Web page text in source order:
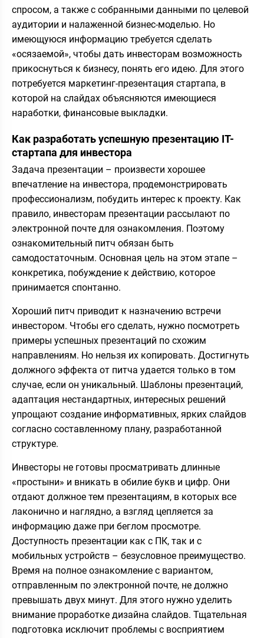
спросом, а также с собранными данными по целевой
аудитории и налаженной бизнес-моделью. Но
имеющуюся информацию требуется сделать
«осязаемой», чтобы дать инвесторам возможность
прикоснуться к бизнесу, понять его идею. Для этого
потребуется маркетинг-презентация стартапа, в
которой на слайдах объясняются имеющиеся
наработки, финансовые выкладки.
Как разработать успешную презентацию IT-
стартапа для инвестора
Задача презентации – произвести хорошее
впечатление на инвестора, продемонстрировать
профессионализм, побудить интерес к проекту. Как
правило, инвесторам презентации рассылают по
электронной почте для ознакомления. Поэтому
ознакомительный питч обязан быть
самодостаточным. Основная цель на этом этапе –
конкретика, побуждение к действию, которое
принимается спонтанно.
Хороший питч приводит к назначению встречи
инвестором. Чтобы его сделать, нужно посмотреть
примеры успешных презентаций по схожим
направлениям. Но нельзя их копировать. Достигнуть
должного эффекта от питча удается только в том
случае, если он уникальный. Шаблоны презентаций,
адаптация нестандартных, интересных решений
упрощают создание информативных, ярких слайдов
согласно составленному плану, разработанной
структуре.
Инвесторы не готовы просматривать длинные
«простыни» и вникать в обилие букв и цифр. Они
отдают должное тем презентациям, в которых все
лаконично и наглядно, а взгляд цепляется за
информацию даже при беглом просмотре.
Доступность презентации как с ПК, так и с
мобильных устройств – безусловное преимущество.
Время на полное ознакомление с вариантом,
отправленным по электронной почте, не должно
превышать двух минут. Для этого нужно уделить
внимание проработке дизайна слайдов. Тщательная
подготовка исключит проблемы с восприятием